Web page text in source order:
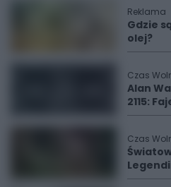
Reklama
Gdzie
olej?
Czas
Alan
2115:
Czas